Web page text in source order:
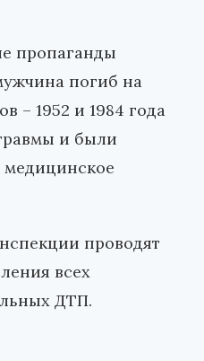
пропаганды
погиб на
– 1952 и 1984 года
и были
медицинское
проводят
всех
ДТП.